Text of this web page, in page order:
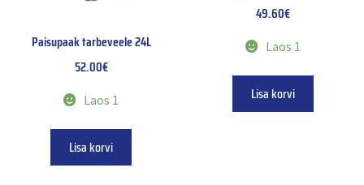
Paisupaak tarbeveele 24L
52.00€
Laos 1
Lisa korvi
49.60€
Laos 1
Lisa korvi